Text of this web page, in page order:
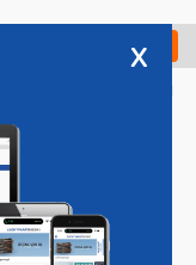
Check in
x